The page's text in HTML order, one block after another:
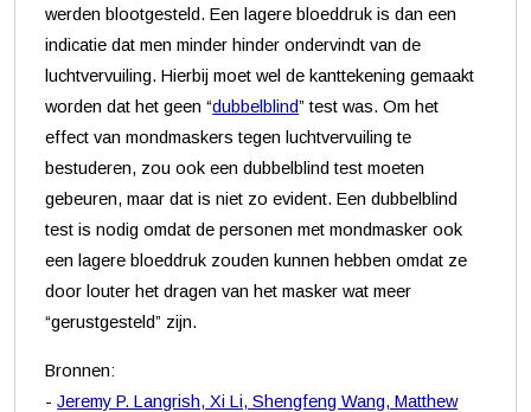
werden blootgesteld. Een lagere bloeddruk is dan een
indicatie dat men minder hinder ondervindt van de
luchtvervuiling. Hierbij moet wel de kanttekening gemaakt
worden dat het geen “dubbelblind” test was. Om het
effect van mondmaskers tegen luchtvervuiling te
bestuderen, zou ook een dubbelblind test moeten
gebeuren, maar dat is niet zo evident. Een dubbelblind
test is nodig omdat de personen met mondmasker ook
een lagere bloeddruk zouden kunnen hebben omdat ze
door louter het dragen van het masker wat meer
“gerustgesteld” zijn.
Bronnen:
-Jeremy P. Langrish, Xi Li, Shengfeng Wang, Matthew